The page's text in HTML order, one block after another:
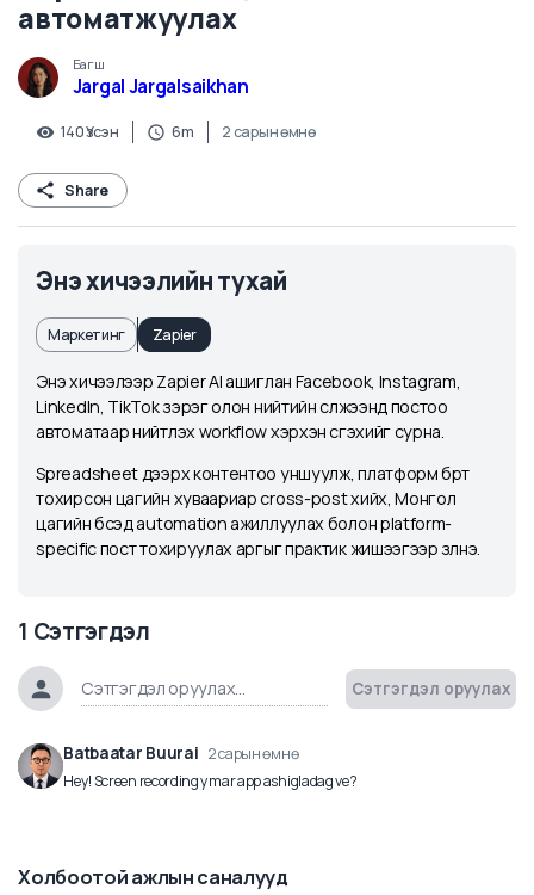
AI-р нийгмийн сүлжээний постыг
автоматжуулах
Багш
Jargal Jargalsaikhan
140Үзсэн
Энэ хичээлийн тухай
Маркетинг Zapier
LinkedIn, TikTok зэрэг олон нийтийн сүлжээнд постоо
автоматаар нийтлэх workflow хэрхэн үүсгэхийг сурна.
Spreadsheet дээрх контентоо уншуулж, платформ бүрт
specific пост тохируулах аргыг практик жишээгээр үзүүлнэ.
Hey! Screen recording ymar app ashigladag ve?